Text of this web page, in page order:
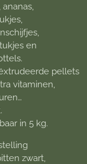
ananas,
en
pellets
vitaminen,
in 5 kg.
zwart,